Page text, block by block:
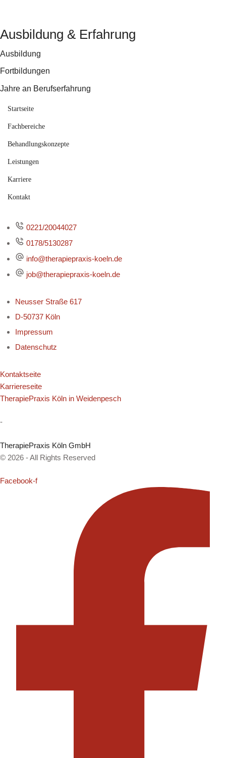
Ausbildung & Erfahrung
Ausbildung
Fortbildungen
Jahre an Berufserfahrung
Startseite
Fachbereiche
Behandlungskonzepte
Leistungen
Karriere
Kontakt
0221/20044027
0178/5130287
info@therapiepraxis-koeln.de
job@therapiepraxis-koeln.de
Neusser Straße 617
D-50737 Köln
Impressum
Datenschutz
Kontaktseite
Karriereseite
TherapiePraxis Köln in Weidenpesch
-
TherapiePraxis Köln GmbH
© 2026 - All Rights Reserved
Facebook-f